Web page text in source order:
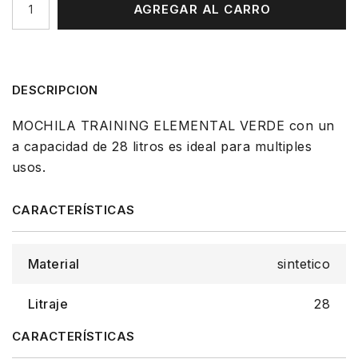
AGREGAR AL CARRO
DESCRIPCION
MOCHILA TRAINING ELEMENTAL VERDE con un
a capacidad de 28 litros es ideal para multiples
usos.
Material sintetico
Litraje 28